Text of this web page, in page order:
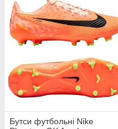
Бутси футбольні Nike